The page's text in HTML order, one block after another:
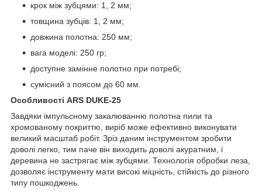
крок між зубцями: 1, 2 мм;
товщина зубців: 1, 2 мм;
довжина полотна: 250 мм;
вага моделі: 250 гр;
доступне замінне полотно при потребі;
сумісний з поясом до 60 мм.
Особливості ARS DUKE-25
Завдяки імпульсному закалюванню полотна пили та
хромованому покриттю, виріб може ефективно виконувати
великий масштаб робіт. Зріз даним інструментом зробити
доволі легко, тим паче він виходить доволі акуратним, і
деревина не застрягає між зубцями. Технологія обробки леза,
дозволяє інструменту мати високі міцність, стійкість до різного
типу пошкоджень.